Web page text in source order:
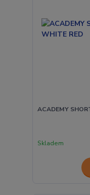
ACADEMY
Skladem